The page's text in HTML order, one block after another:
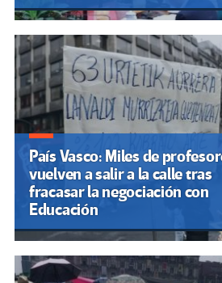
País Vasco: Miles de
vuelven a salir a la calle tras
fracasar la negociación con
Educación